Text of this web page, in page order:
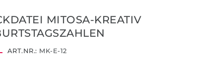
MITOSA-KREATIV
ART.NR.: MK-E-12